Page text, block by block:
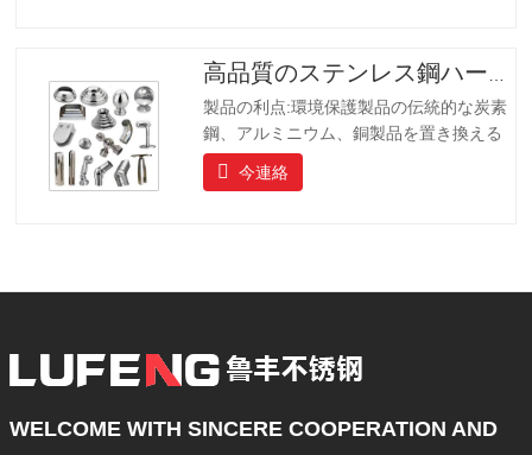
理想的な選択肢です。
製品の利点:環境保護製品の伝統的な炭素
鋼、アルミニウム、銅製品を置き換える
ことです、製品は長寿命を持っています
長寿命、美しい外観、耐酸性および耐ア
今連絡
WELCOME WITH SINCERE COOPERATION AND